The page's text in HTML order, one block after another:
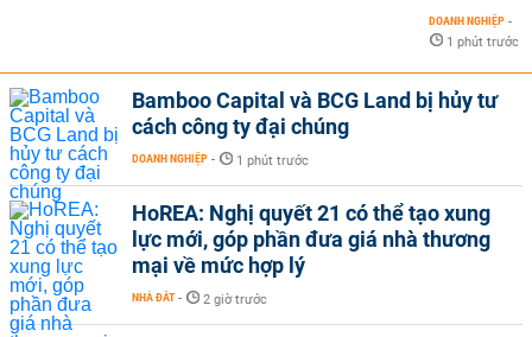
DOANH NGHIỆP -
1 phút trước
Bamboo Capital và BCG Land bị hủy tư
cách công ty đại chúng
DOANH NGHIỆP - 1 phút trước
HoREA: Nghị quyết 21 có thể tạo xung
lực mới, góp phần đưa giá nhà thương
mại về mức hợp lý
NHÀ ĐẤT - 2 giờ trước